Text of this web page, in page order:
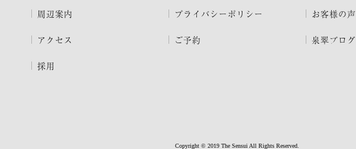
周辺案内
アクセス
採用
プライバシーポリシー
ご予約
お客様の声
泉翠ブログ
Copyright © 2019 The Sensui All Rights Reserved.